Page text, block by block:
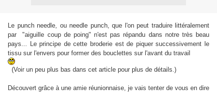
Le punch needle, ou needle punch, que l'on peut traduire littéralement
par "aiguille coup de poing" n'est pas répandu dans notre très beau
pays... Le principe de cette broderie est de piquer successivement le
tissu sur l'envers pour former des bouclettes sur l'avant du travail
(Voir un peu plus bas dans cet article pour plus de détails.)
Découvert grâce à une amie réunionnaise, je vais tenter de vous en dire